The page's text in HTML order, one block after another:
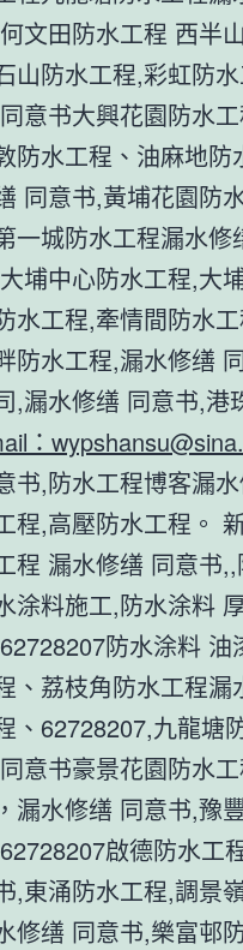
文田防水工程 西半
山防水工程,彩虹防
意书大興花園防水
防水工程、油麻地
同意书,黃埔花園防
一城防水工程漏水
埔中心防水工程,大
水工程,牽情間防水
防水工程,漏水修缮
,漏水修缮 同意书,港
：
书,防水工程博客漏
程,高壓防水工程。
程 漏水修缮 同意书
涂料施工,防水涂料
防水涂料
、荔枝角防水工程
、62728207,九龍塘
意书豪景花園防水
漏水修缮 同意书,豫
啟德防水工
,東涌防水工程,調景
修缮 同意书,樂富邨